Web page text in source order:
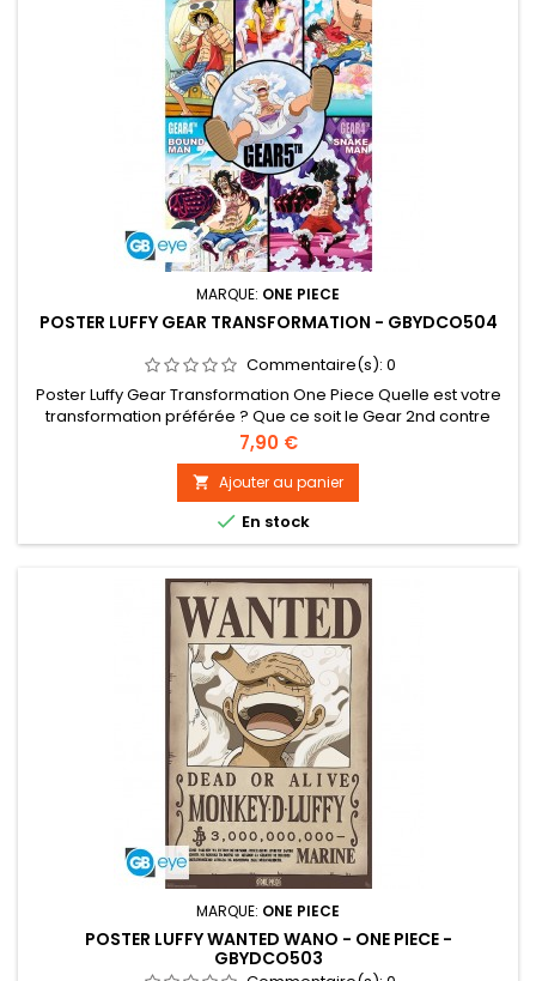
MARQUE: ONE PIECE
POSTER LUFFY GEAR TRANSFORMATION - GBYDCO504
Commentaire(s): 0
Poster Luffy Gear Transformation One Piece Quelle est votre
transformation préférée ? Que ce soit le Gear 2nd contre
Lucci à Enies Lobby, en passant le Gear 4th contre
Doflamingo à Dressrosa pour finir sur la nouvelle
transformation de Luffy en Gear 5th, toutes les formes de
combat de Luffy sont disponibles sur ce magnifique poster
One Piece par GB eye...
Prix
7,90 €
 Ajouter au panier
 En stock
MARQUE: ONE PIECE
POSTER LUFFY WANTED WANO - ONE PIECE -
GBYDCO503